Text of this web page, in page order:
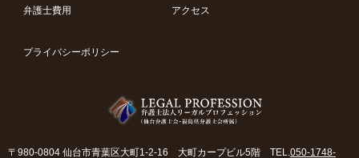
弁護士費用 アクセス
プライバシーポリシー
〒980-0804 仙台市青葉区大町1-2-16 大町カープビル5階 TEL.050-1748-